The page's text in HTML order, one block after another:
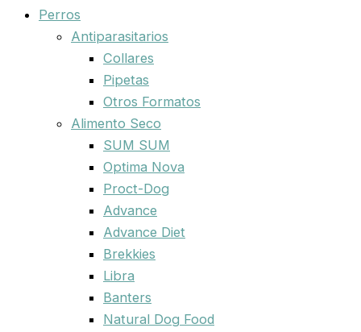
Perros
Antiparasitarios
Collares
Pipetas
Otros Formatos
Alimento Seco
SUM SUM
Optima Nova
Proct-Dog
Advance
Advance Diet
Brekkies
Libra
Banters
Natural Dog Food